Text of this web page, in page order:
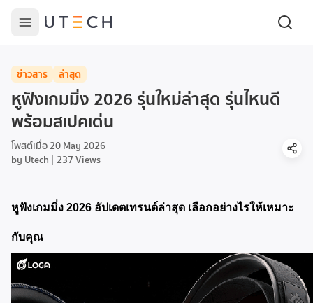
ข่าวสาร ล่าสุด
หูฟังเกมมิ่ง 2026 รุ่นใหม่ล่าสุด รุ่นไหนดี
พร้อมสเปคเด่น
โพสต์เมื่อ20 May 2026
by Utech 237Views
หูฟังเกมมิ่ง 2026 อัปเดตเทรนด์ล่าสุด เลือกอย่างไรให้เหมาะ
กับคุณ